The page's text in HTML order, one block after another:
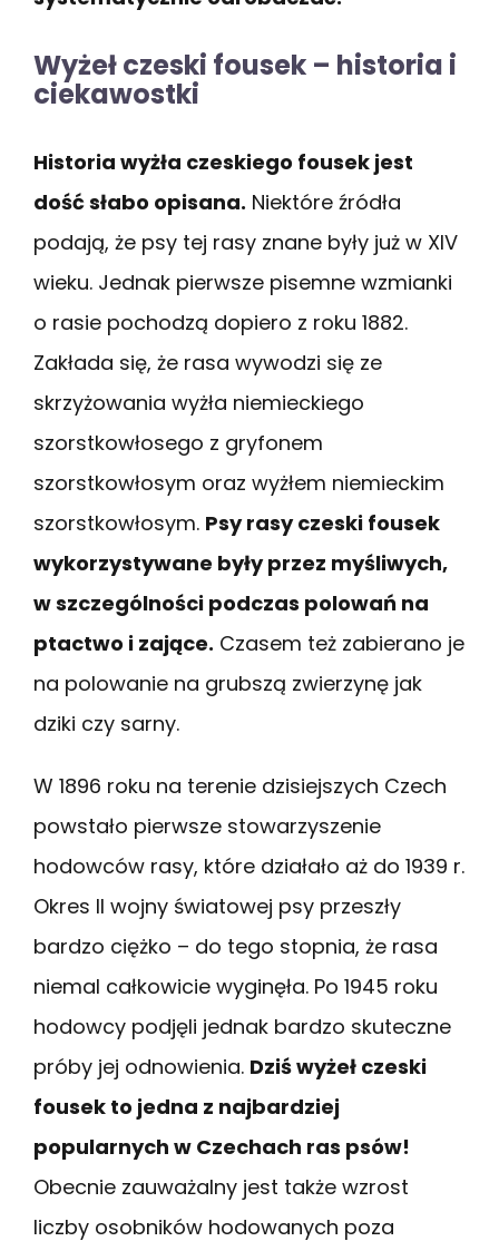
Wyżeł czeski fousek – historia i
ciekawostki
Historia wyżła czeskiego fousek jest
dość słabo opisana. Niektóre źródła
podają, że psy tej rasy znane były już w XIV
wieku. Jednak pierwsze pisemne wzmianki
o rasie pochodzą dopiero z roku 1882.
Zakłada się, że rasa wywodzi się ze
skrzyżowania wyżła niemieckiego
szorstkowłosego z gryfonem
szorstkowłosym oraz wyżłem niemieckim
szorstkowłosym. Psy rasy czeski fousek
wykorzystywane były przez myśliwych,
w szczególności podczas polowań na
ptactwo i zające. Czasem też zabierano je
na polowanie na grubszą zwierzynę jak
dziki czy sarny.
W 1896 roku na terenie dzisiejszych Czech
powstało pierwsze stowarzyszenie
hodowców rasy, które działało aż do 1939 r.
Okres II wojny światowej psy przeszły
bardzo ciężko – do tego stopnia, że rasa
niemal całkowicie wyginęła. Po 1945 roku
hodowcy podjęli jednak bardzo skuteczne
próby jej odnowienia. Dziś wyżeł czeski
fousek to jedna z najbardziej
popularnych w Czechach ras psów!
Obecnie zauważalny jest także wzrost
liczby osobników hodowanych poza